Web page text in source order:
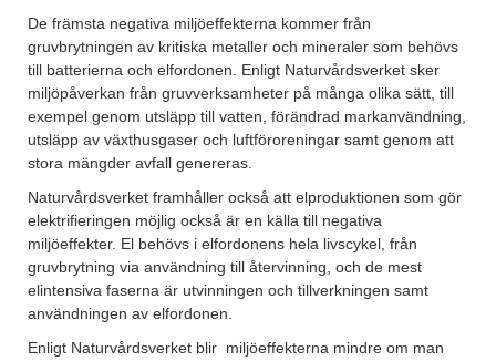
De främsta negativa miljöeffekterna kommer från
gruvbrytningen av kritiska metaller och mineraler som behövs
till batterierna och elfordonen. Enligt Naturvårdsverket sker
miljöpåverkan från gruvverksamheter på många olika sätt, till
exempel genom utsläpp till vatten, förändrad markanvändning,
utsläpp av växthusgaser och luftföroreningar samt genom att
stora mängder avfall genereras.
Naturvårdsverket framhåller också att elproduktionen som gör
elektrifieringen möjlig också är en källa till negativa
miljöeffekter. El behövs i elfordonens hela livscykel, från
gruvbrytning via användning till återvinning, och de mest
elintensiva faserna är utvinningen och tillverkningen samt
användningen av elfordonen.
Enligt Naturvårdsverket blir miljöeffekterna mindre om man